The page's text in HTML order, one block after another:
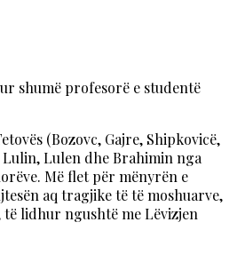
shumë profesorë e studentë
(Bozovc, Gajre, Shipkovicë,
Lulin, Lulen dhe Brahimin nga
Më flet për mënyrën e
aq tragjike të të moshuarve,
lidhur ngushtë me Lëvizjen